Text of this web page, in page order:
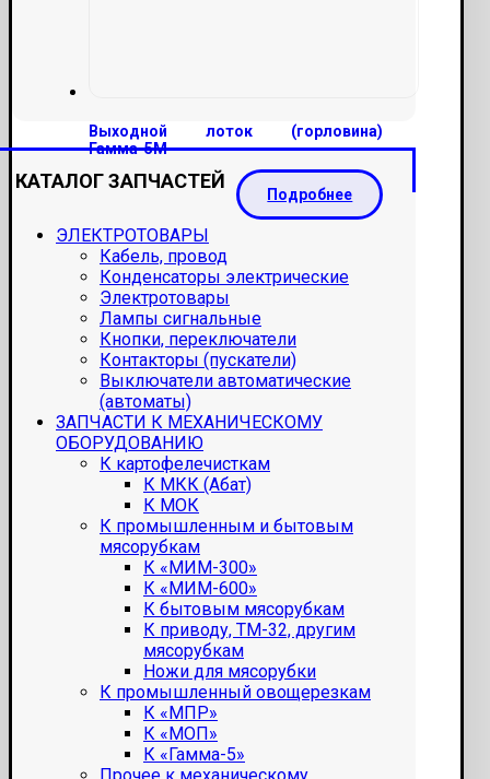
Выходной лоток (горловина)
Гамма-5М
Подробнее
КАТАЛОГ ЗАПЧАСТЕЙ
ЭЛЕКТРОТОВАРЫ
Кабель, провод
Конденсаторы электрические
Электротовары
Лампы сигнальные
Кнопки, переключатели
Контакторы (пускатели)
Выключатели автоматические
(автоматы)
ЗАПЧАСТИ К МЕХАНИЧЕСКОМУ
ОБОРУДОВАНИЮ
К картофелечисткам
К МКК (Абат)
К МОК
К промышленным и бытовым
мясорубкам
К «МИМ-300»
К «МИМ-600»
К бытовым мясорубкам
К приводу, ТМ-32, другим
мясорубкам
Ножи для мясорубки
К промышленный овощерезкам
К «МПР»
К «МОП»
К «Гамма-5»